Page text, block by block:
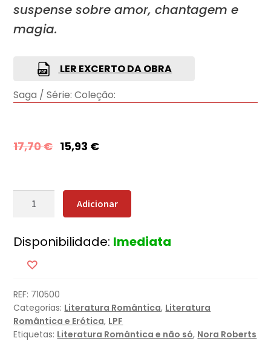
suspense sobre amor, chantagem e
magia.
LER EXCERTO DA OBRA
Saga / Série: Coleção:
17,70€ 15,93 €
Quantidade
de
Mãos
[Nova
Edição]
Adicionar
Disponibilidade: Imediata
REF: 710500
Categorias: Literatura Romântica, Literatura
Romântica e Erótica, LPF
Etiquetas: Literatura Romântica e não só, Nora Roberts